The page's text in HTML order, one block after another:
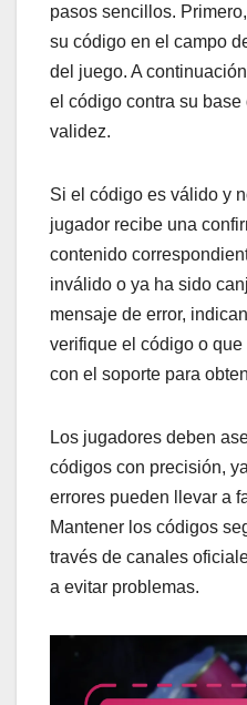
pasos sencillos.
su código en el campo
del juego. A
el código contra su
validez.
Si el código es válido y
jugador recibe una
contenido
inválido o ya ha sido
mensaje de error,
verifique el código o
con el soporte para
Los jugadores deben
códigos con precisión,
errores pueden llevar a
Mantener los códigos
través de canales
a evitar problemas.